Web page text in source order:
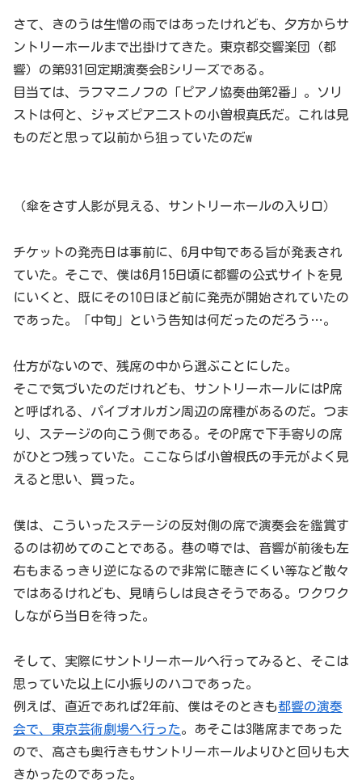
さて、きのうは生憎の雨ではあったけれども、夕方からサ
ントリーホールまで出掛けてきた。東京都交響楽団（都
響）の第931回定期演奏会Bシリーズである。
目当ては、ラフマニノフの「ピアノ協奏曲第2番」。ソリ
ストは何と、ジャズピア二ストの小曽根真氏だ。これは見
ものだと思って以前から狙っていたのだw
（傘をさす人影が見える、サントリーホールの入り口）
チケットの発売日は事前に、6月中旬である旨が発表され
ていた。そこで、僕は6月15日頃に都響の公式サイトを見
にいくと、既にその10日ほど前に発売が開始されていたの
であった。「中旬」という告知は何だったのだろう…。
仕方がないので、残席の中から選ぶことにした。
そこで気づいたのだけれども、サントリーホールにはP席
と呼ばれる、パイプオルガン周辺の席種があるのだ。つま
り、ステージの向こう側である。そのP席で下手寄りの席
がひとつ残っていた。ここならば小曽根氏の手元がよく見
えると思い、買った。
僕は、こういったステージの反対側の席で演奏会を鑑賞す
るのは初めてのことである。巷の噂では、音響が前後も左
右もまるっきり逆になるので非常に聴きにくい等など散々
ではあるけれども、見晴らしは良さそうである。ワクワク
しながら当日を待った。
そして、実際にサントリーホールへ行ってみると、そこは
思っていた以上に小振りのハコであった。
例えば、直近であれば2年前、僕はそのときも都響の演奏
会で、東京芸術劇場へ行った。あそこは3階席まであった
ので、高さも奥行きもサントリーホールよりひと回りも大
きかったのであった。